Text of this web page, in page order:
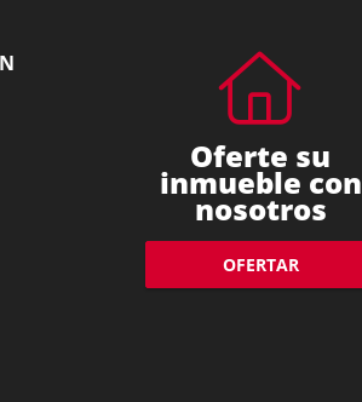
Oferte su
inmueble con
nosotros
OFERTAR